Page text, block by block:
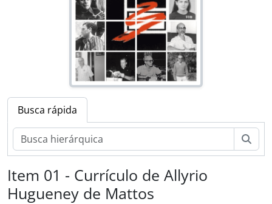
Busca rápida
Item 01 - Currículo de Allyrio
Hugueney de Mattos